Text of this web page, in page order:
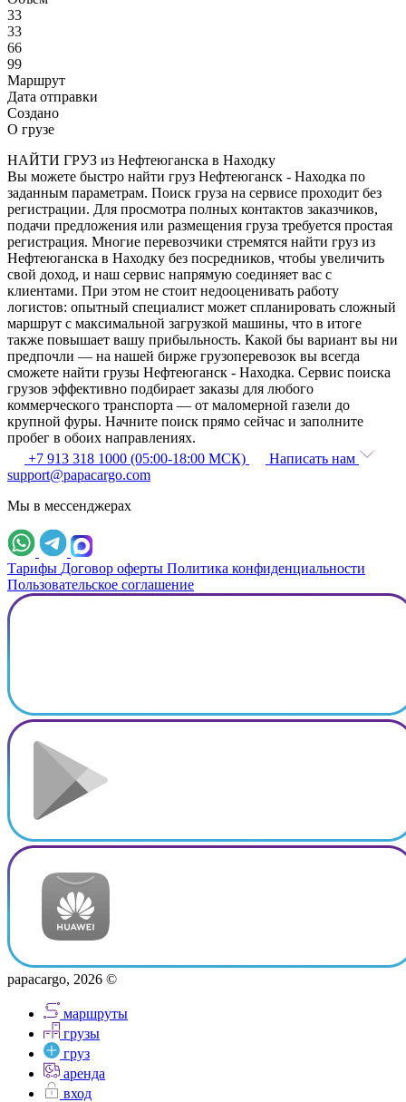
33
33
66
99
Маршрут
Дата отправки
Создано
О грузе
НАЙТИ ГРУЗ из Нефтеюганска в Находку
Вы можете быстро найти груз Нефтеюганск - Находка по
заданным параметрам. Поиск груза на сервисе проходит без
регистрации. Для просмотра полных контактов заказчиков,
подачи предложения или размещения груза требуется простая
регистрация. Многие перевозчики стремятся найти груз из
Нефтеюганска в Находку без посредников, чтобы увеличить
свой доход, и наш сервис напрямую соединяет вас с
клиентами. При этом не стоит недооценивать работу
логистов: опытный специалист может спланировать сложный
маршрут с максимальной загрузкой машины, что в итоге
также повышает вашу прибыльность. Какой бы вариант вы ни
предпочли — на нашей бирже грузоперевозок вы всегда
сможете найти грузы Нефтеюганск - Находка. Сервис поиска
грузов эффективно подбирает заказы для любого
коммерческого транспорта — от маломерной газели до
крупной фуры. Начните поиск прямо сейчас и заполните
пробег в обоих направлениях.
+7 913 318 1000 (05:00-18:00 МСК)
Написать нам
support@papacargo.com
Мы в мессенджерах
Тарифы Договор оферты Политика конфиденциальности
Пользовательское соглашение
papacargo, 2026 ©
маршруты
грузы
груз
аренда
вход